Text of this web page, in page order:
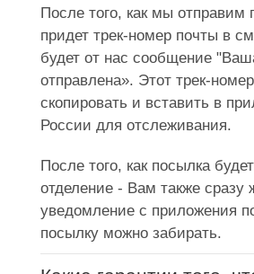
После того, как мы отправим
придет трек-номер почты в
будет от нас сообщение
отправлена». Этот трек-
скопировать и вставить в
России для отслеживания.
После того, как посылка
отделение - Вам также сразу
уведомление с приложения
посылку можно забирать.